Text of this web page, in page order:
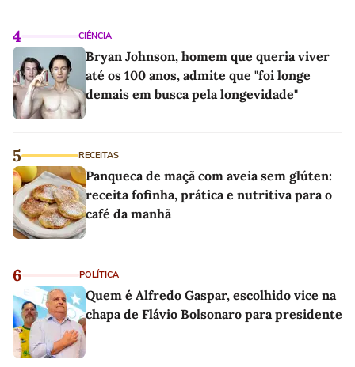
4 CIÊNCIA
Bryan Johnson, homem que queria viver
até os 100 anos, admite que "foi longe
demais em busca pela longevidade"
5 RECEITAS
Panqueca de maçã com aveia sem glúten:
receita fofinha, prática e nutritiva para o
café da manhã
6 POLÍTICA
Quem é Alfredo Gaspar, escolhido vice na
chapa de Flávio Bolsonaro para presidente